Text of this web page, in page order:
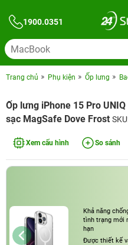
1900.0351
Trang chủ Phụ kiện Ốp lưng
Ốp lưng iPhone 15 Pro
sạc MagSafe Dove Frost
Xem cấu hình So sánh
Khả năng
tình trạng mới
hạn
Được thiết kế